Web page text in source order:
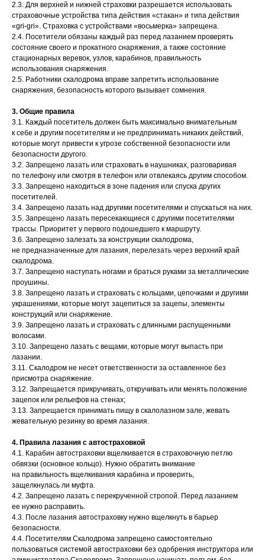
2.3. Для верхней и нижней страховки разрешается использовать
страховочные устройства типа действия «стакан» и типа действия
«gri-gri». Страховка с устройствами «восьмерка» запрещена.
2.4. Посетители обязаны каждый раз перед лазанием проверять
состояние своего и прокатного снаряжения, а также состояние
стационарных веревок, узлов, карабинов, правильность
использования снаряжения.
2.5. Работники скалодрома вправе запретить использование
снаряжения, безопасность которого вызывает сомнения.
3. Общие правила
3.1. Каждый посетитель должен быть максимально внимательным
к себе и другим посетителям и не предпринимать никаких действий,
которые могут привести к угрозе собственной безопасности или
безопасности другого.
3.2. Запрещено лазать или страховать в наушниках, разговаривая
по телефону или смотря в телефон или отвлекаясь другим способом.
3.3. Запрещено находиться в зоне падения или спуска других
посетителей.
3.4. Запрещено лазать над другими посетителями и спускаться на них.
3.5. Запрещено лазать пересекающиеся с другими посетителями
трассы. Приоритет у первого подошедшего к маршруту.
3.6. Запрещено залезать за конструкции скалодрома,
не предназначенные для лазания, перелезать через верхний край
скалодрома.
3.7. Запрещено наступать ногами и браться руками за металлические
проушины.
3.8. Запрещено лазать и страховать с кольцами, цепочками и другими
украшениями, которые могут зацепиться за зацепы, элементы
конструкций или снаряжение.
3.9. Запрещено лазать и страховать с длинными распущенными
волосами.
3.10. Запрещено лазать с вещами, которые могут выпасть при
лазании.
3.11. Скалодром не несет ответственности за оставленное без
присмотра снаряжение.
3.12. Запрещается прикручивать, откручивать или менять положение
зацепок или рельефов на стенах;
3.13. Запрещается принимать пищу в скалолазном зале, жевать
жевательную резинку во время лазания.
4. Правила лазания с автостраховкой
4.1. Карабин автостраховки вщелкивается в страховочную петлю
обвязки (основное кольцо). Нужно обратить внимание
на правильность вщелкивания карабина и проверить,
защелкнулась ли муфта.
4.2. Запрещено лазать с перекрученной стропой. Перед лазанием
ее нужно расправить.
4.3. После лазания автостраховку нужно вщелкнуть в барьер
безопасности.
4.4. Посетителям Скалодрома запрещено самостоятельно
пользоваться системой автостраховки без одобрения инструктора или